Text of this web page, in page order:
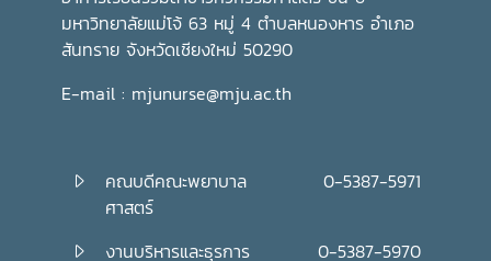
มหาวิทยาลัยแม่โจ้ 63 หมู่ 4 ตำบลหนองหาร อำเภอ
สันทราย จังหวัดเชียงใหม่ 50290
E-mail : mjunurse@mju.ac.th
คณบดีคณะพยาบาล
ศาสตร์
0-5387-5971
งานบริหารและธุรการ 0-5387-5970